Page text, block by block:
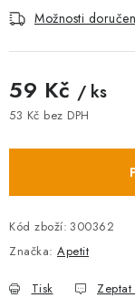
Kontakt Možnosti
Obchodní podmínky
Věrnostní slevy
Možnosti
59 Kč / ks
53 Kč bez DPH
Kód zboží: 300362
Značka: Apetit
Tisk Zeptat